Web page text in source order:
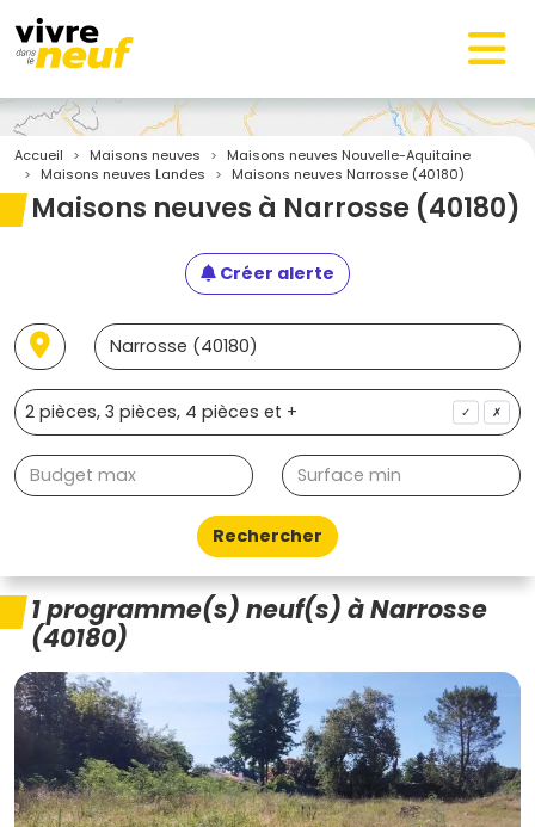
Accueil Maisons neuves
Maisons neuves Nouvelle-Aquitaine
Maisons neuves Landes
Maisons neuves Narrosse (40180)
Maisons neuves à Narrosse (40180)
Créer alerte
✓ ✗
Rechercher
1 programme(s) neuf(s) à Narrosse
(40180)